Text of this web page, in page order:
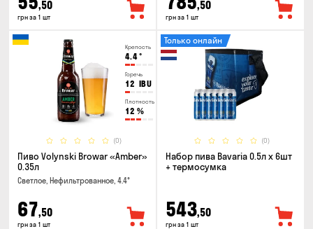
,50
грн за 1 шт
,50
грн за 1 шт
Крепость
4.4°
Горечь
12 IBU
Плотность
12 %
(0)
Пиво Volynski Browar «Amber»
0.35л
Светлое, Нефильтрованное, 4.4°
67,50
грн за 1 шт
(0)
Только онлайн
Набор пива Bavaria 0.5л х 6шт
+ термосумка
543,50
грн за 1 шт